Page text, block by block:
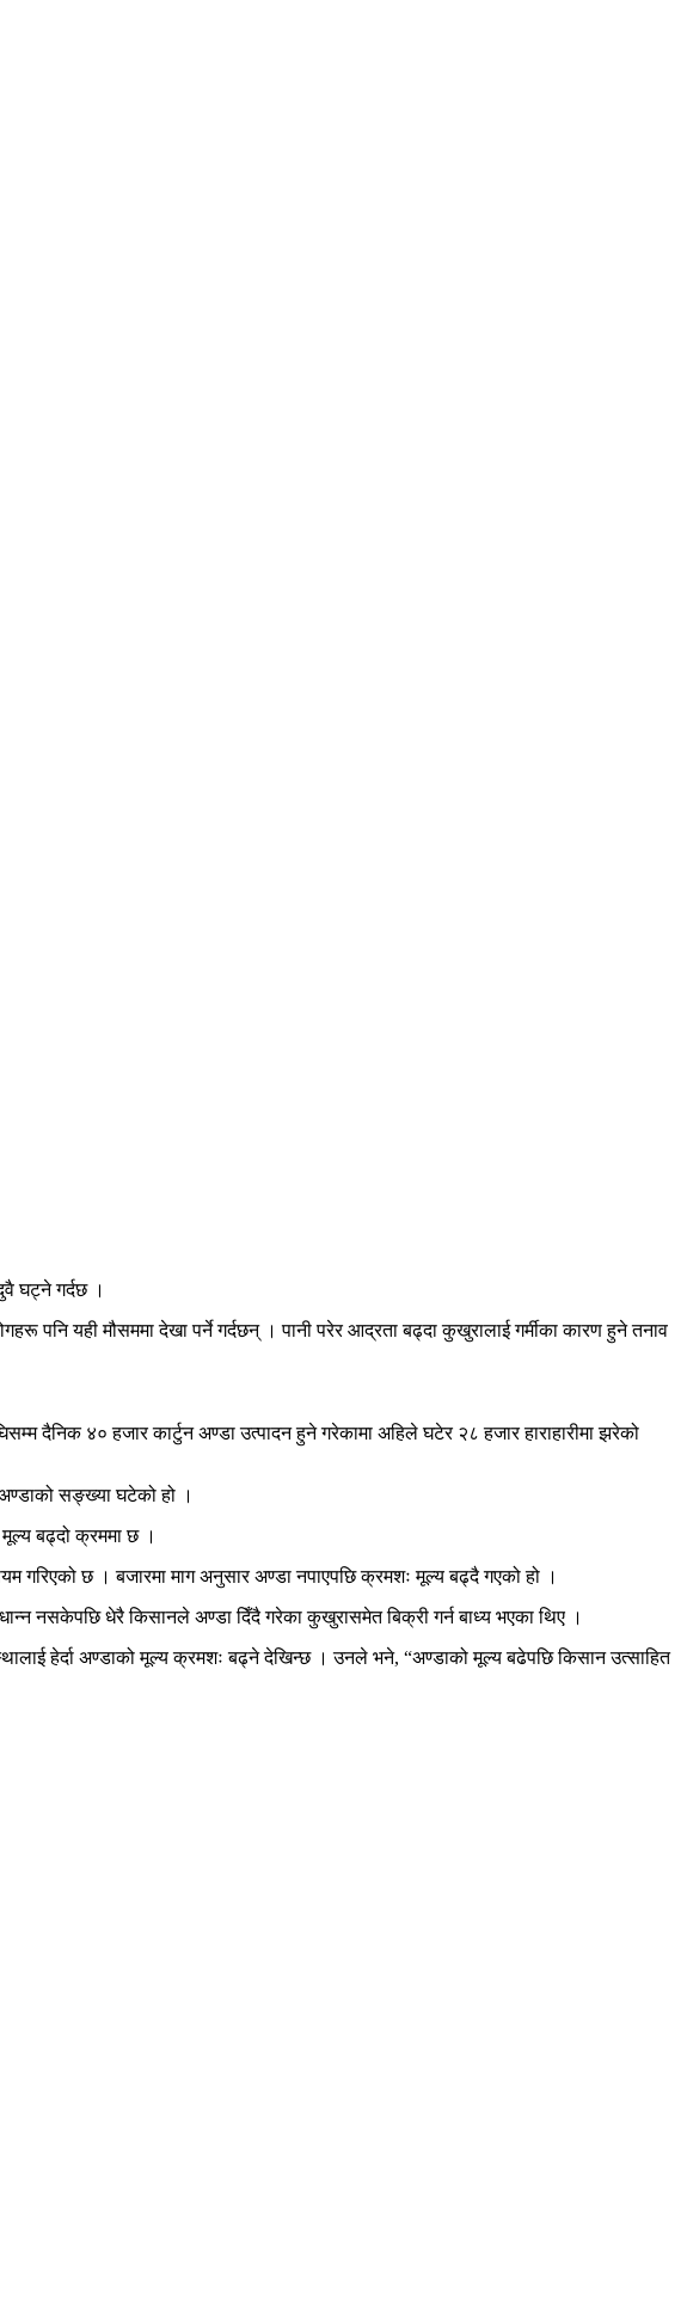
घट्ने गर्दछ ।
पनि यही मौसममा देखा पर्ने गर्दछन् । पानी परेर आद्रता बढ्दा कुखुरालाई गर्मीका कारण हुने तनाव
दैनिक ४० हजार कार्टुन अण्डा उत्पादन हुने गरेकामा अहिले घटेर २८ हजार हाराहारीमा झरेको
सङ्ख्या घटेको हो ।
बढ्दो क्रममा छ ।
छ । बजारमा माग अनुसार अण्डा नपाएपछि क्रमशः मूल्य बढ्दै गएको हो ।
नसकेपछि धेरै किसानले अण्डा दिँदै गरेका कुखुरासमेत बिक्री गर्न बाध्य भएका थिए ।
हेर्दा अण्डाको मूल्य क्रमशः बढ्ने देखिन्छ । उनले भने, “अण्डाको मूल्य बढेपछि किसान उत्साहित